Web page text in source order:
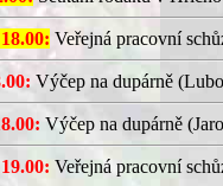
Veřejná pracovní
Výčep na dupárně
Výčep na dupárně
Veřejná pracovní